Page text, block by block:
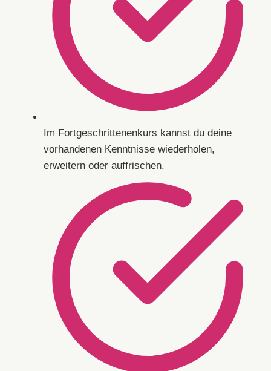
Im Fortgeschrittenenkurs kannst du deine
vorhandenen Kenntnisse wiederholen,
erweitern oder auffrischen.